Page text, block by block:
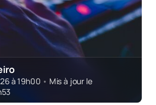
à 19h00 • Mis à jour le